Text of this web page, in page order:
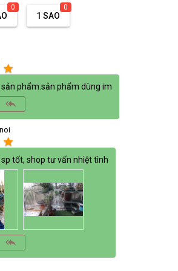
0
1 SAO
0
star
phẩm:sản phẩm dùng im
reply_all
star
tốt, shop tư vấn nhiệt tình
reply_all